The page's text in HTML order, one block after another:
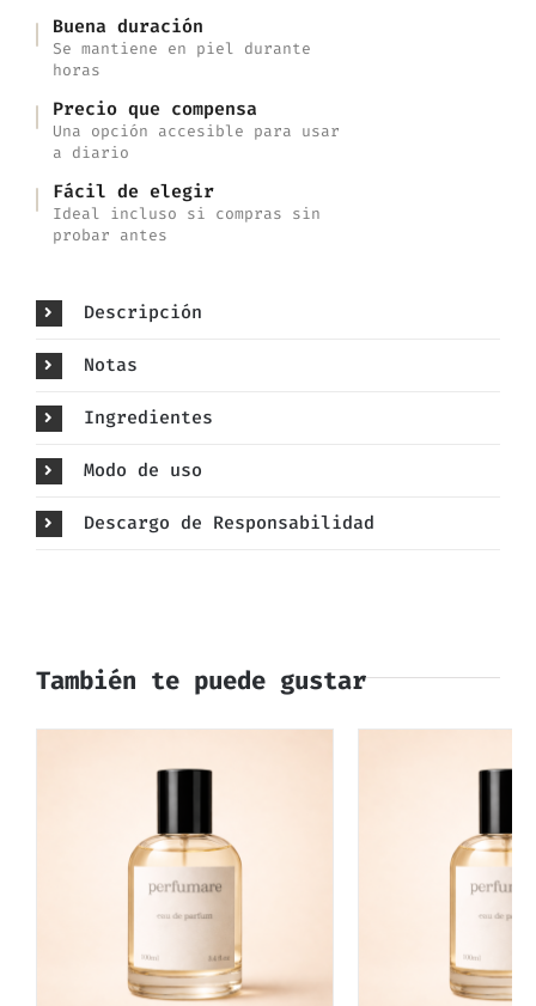
Buena duración
Se mantiene en piel durante
horas
Precio que compensa
Una opción accesible para usar
a diario
Fácil de elegir
Ideal incluso si compras sin
probar antes
Descripción
Notas
Ingredientes
Modo de uso
Descargo de Responsabilidad
También te puede gustar